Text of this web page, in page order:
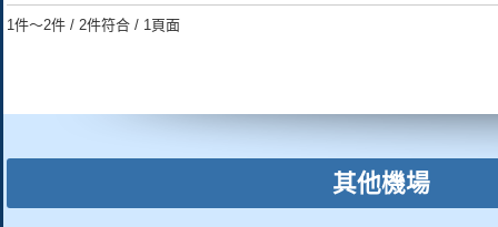
1件～2件 / 2件符合 / 1頁面
其他機場